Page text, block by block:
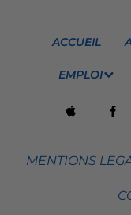
ACCUEIL
EMPLOI
MENTIONS